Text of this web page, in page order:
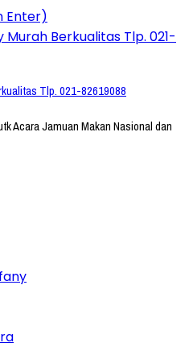
Enter)
Tlp. 021-82619088
Acara Jamuan Makan Nasional dan